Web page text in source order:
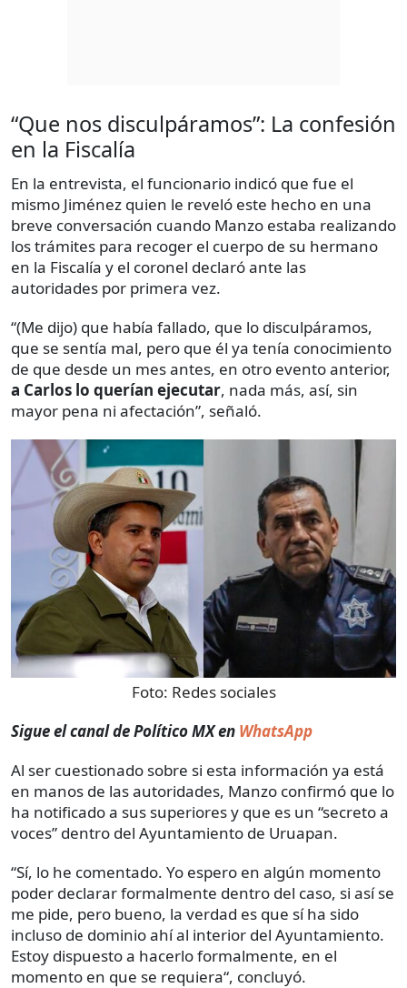
“Que nos disculpáramos”: La confesión
en la Fiscalía
En la entrevista, el funcionario indicó que fue el
mismo Jiménez quien le reveló este hecho en una
breve conversación cuando Manzo estaba realizando
los trámites para recoger el cuerpo de su hermano
en la Fiscalía y el coronel declaró ante las
autoridades por primera vez.
“(Me dijo) que había fallado, que lo disculpáramos,
que se sentía mal, pero que él ya tenía conocimiento
de que desde un mes antes, en otro evento anterior,
a Carlos lo querían ejecutar, nada más, así, sin
mayor pena ni afectación”, señaló.
Foto: Redes sociales
Sigue el canal de Político MX en WhatsApp
Al ser cuestionado sobre si esta información ya está
en manos de las autoridades, Manzo confirmó que lo
ha notificado a sus superiores y que es un “secreto a
voces” dentro del Ayuntamiento de Uruapan.
“Sí, lo he comentado. Yo espero en algún momento
poder declarar formalmente dentro del caso, si así se
me pide, pero bueno, la verdad es que sí ha sido
incluso de dominio ahí al interior del Ayuntamiento.
Estoy dispuesto a hacerlo formalmente, en el
momento en que se requiera“, concluyó.